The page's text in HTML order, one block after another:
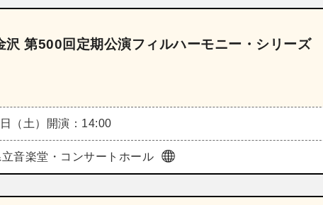
沢 第500回定期公演フィルハーモニー・シリーズ
（土） 開演：14:00
音楽堂・コンサートホール